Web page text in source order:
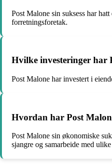
Post Malone sin suksess har
forretningsforetak.
Hvilke investeringer har
Post Malone har investert i
Hvordan har Post
Post Malone sin økonomiske
sjangre og samarbeide med ulike